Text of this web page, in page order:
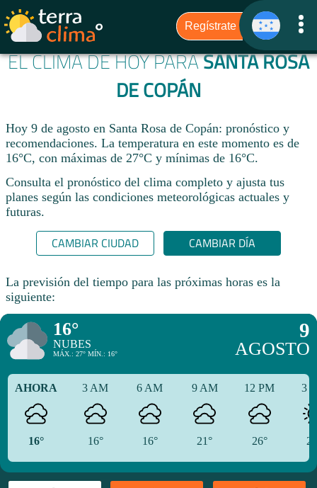
EL CLIMA DE HOY PARASANTA ROSA
DE COPÁN
Hoy 9 de agosto en Santa Rosa de Copán: pronóstico y
recomendaciones. La temperatura en este momento es de
16°C, con máximas de 27°C y mínimas de 16°C.
Consulta el pronóstico del clima completo y ajusta tus
planes según las condiciones meteorológicas actuales y
futuras.
CAMBIAR CIUDAD CAMBIAR DÍA
La previsión del tiempo para las próximas horas es la
siguiente:
16°
NUBES
MÁX.: 27° MÍN.: 16°
9
AGOSTO
AHORA
16°
3 AM
16°
6 AM
16°
9 AM
21°
12 PM
26°
3